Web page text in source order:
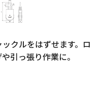
クルをはずせます。ロ
引っ張り作業に。